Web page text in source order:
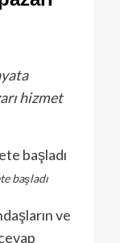
hizmet
başladı
ve